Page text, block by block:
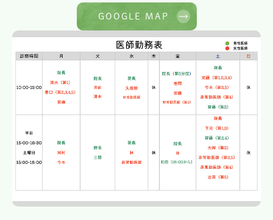
GOOGLE MAP